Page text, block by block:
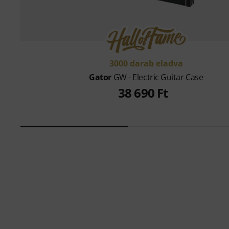
3000 darab eladva
Gator GW - Electric Guitar Case
38 690 Ft